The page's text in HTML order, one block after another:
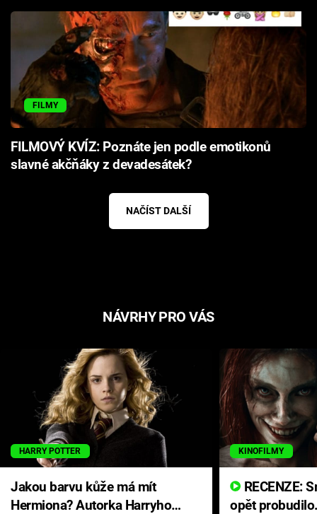
FILMY
FILMOVÝ KVÍZ: Poznáte jen podle emotikonů
slavné akčňáky z devadesátek?
NAČÍST DALŠÍ
NÁVRHY PRO VÁS
HARRY POTTER
Jakou barvu kůže má mít
Hermiona? Autorka Harryho
KINOFILMY
opět